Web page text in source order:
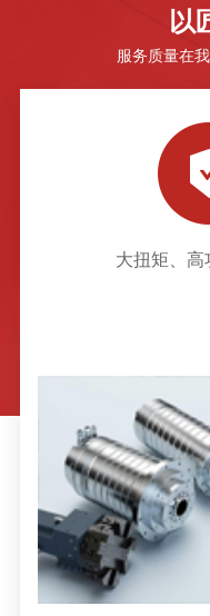
以
服务质量在
大扭矩、